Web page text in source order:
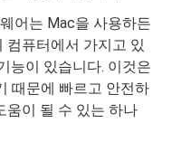
어는 Mac을 사용하든
컴퓨터에서 가지고 있
능이 있습니다. 이것은
때문에 빠르고 안전하
움이 될 수 있는 하나